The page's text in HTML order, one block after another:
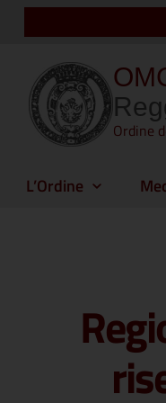
Ordine
L’Ordine